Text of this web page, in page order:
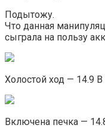
Подытожу.
Что данная
сыграла на пользу
Холостой ход — 14.9 В
Включена печка —